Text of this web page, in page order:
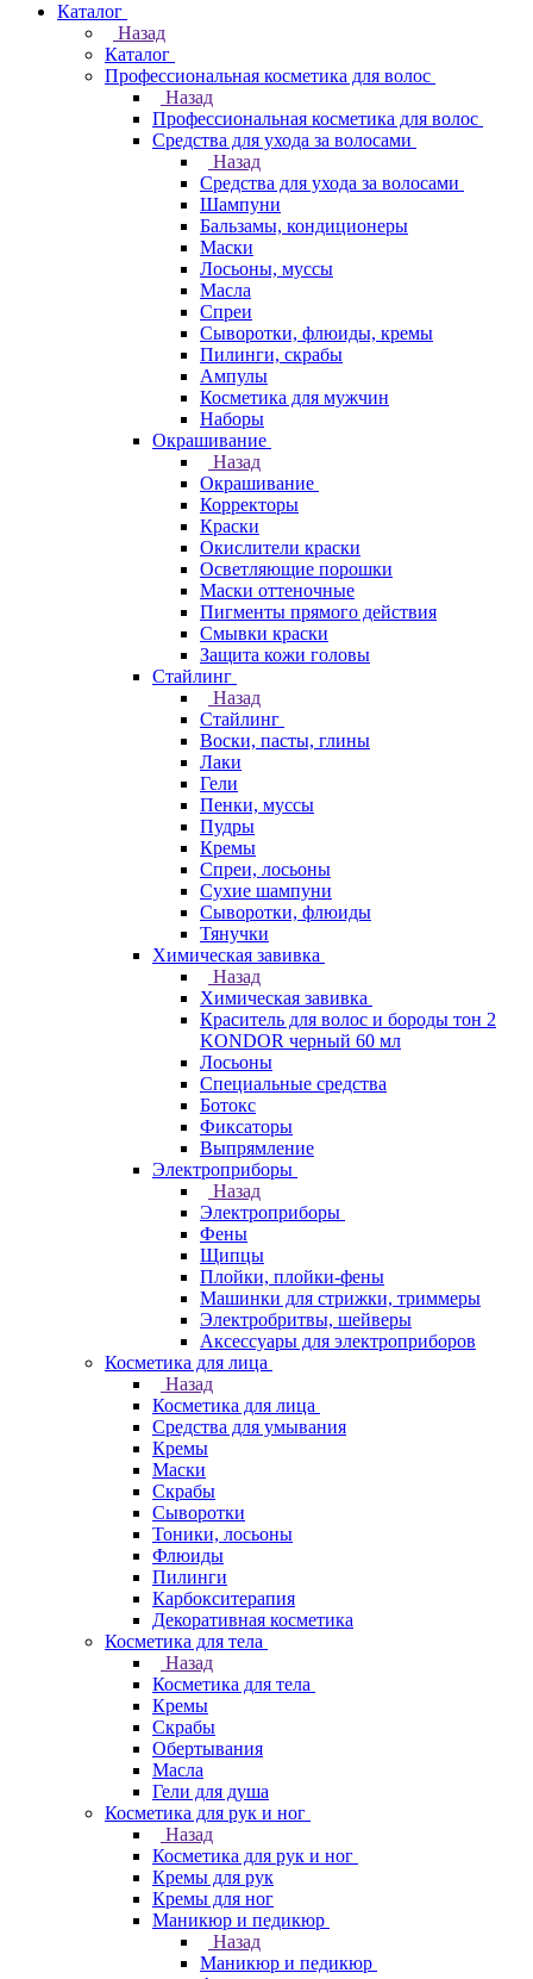
Каталог
Назад
Каталог
Профессиональная косметика для волос
Назад
Профессиональная косметика для волос
Средства для ухода за волосами
Назад
Средства для ухода за волосами
Шампуни
Бальзамы, кондиционеры
Маски
Лосьоны, муссы
Масла
Спреи
Сыворотки, флюиды, кремы
Пилинги, скрабы
Ампулы
Косметика для мужчин
Наборы
Окрашивание
Назад
Окрашивание
Корректоры
Краски
Окислители краски
Осветляющие порошки
Маски оттеночные
Пигменты прямого действия
Смывки краски
Защита кожи головы
Стайлинг
Назад
Стайлинг
Воски, пасты, глины
Лаки
Гели
Пенки, муссы
Пудры
Кремы
Спреи, лосьоны
Сухие шампуни
Сыворотки, флюиды
Тянучки
Химическая завивка
Назад
Химическая завивка
Краситель для волос и бороды тон 2
KONDOR черный 60 мл
Лосьоны
Специальные средства
Ботокс
Фиксаторы
Выпрямление
Электроприборы
Назад
Электроприборы
Фены
Щипцы
Плойки, плойки-фены
Машинки для стрижки, триммеры
Электробритвы, шейверы
Аксессуары для электроприборов
Косметика для лица
Назад
Косметика для лица
Средства для умывания
Кремы
Маски
Скрабы
Сыворотки
Тоники, лосьоны
Флюиды
Пилинги
Карбокситерапия
Декоративная косметика
Косметика для тела
Назад
Косметика для тела
Кремы
Скрабы
Обертывания
Масла
Гели для душа
Косметика для рук и ног
Назад
Косметика для рук и ног
Кремы для рук
Кремы для ног
Маникюр и педикюр
Назад
Маникюр и педикюр